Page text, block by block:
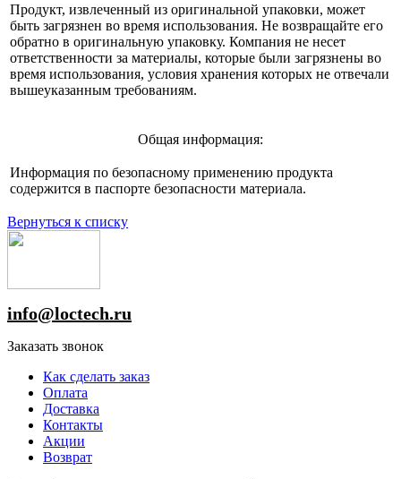
Продукт, извлеченный из оригинальной упаковки, может
быть загрязнен во время использования. Не возвращайте его
обратно в оригинальную упаковку. Компания не несет
ответственности за материалы, которые были загрязнены во
время использования, условия хранения которых не отвечали
вышеуказанным требованиям.
Общая информация:
Информация по безопасному применению продукта
содержится в паспорте безопасности материала.
Вернуться к списку
info@loctech.ru
Заказать звонок
Как сделать заказ
Оплата
Доставка
Контакты
Акции
Возврат